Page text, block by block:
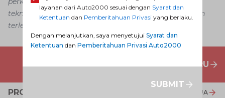
teknologi dan kebijakan tertentu tanpa pemberitahuan
terlebih dahulu.
PENAWARAN MOBIL BARU
PROMO TERKAIT LIHAT SEMUA
layanan dari Auto2000 sesuai dengan Syarat dan
Ketentuan dan Pemberitahuan Privasi yang berlaku.
Dengan melanjutkan, saya menyetujui Syarat dan
Ketentuan dan Pemberitahuan Privasi Auto2000
SUBMIT